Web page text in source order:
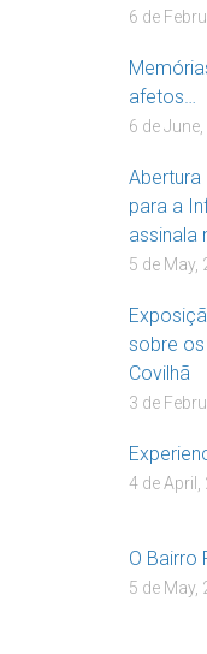
6 de
afetos…
6 de
Abertura
para a
assinala
5 de May,
sobre os
Covilhã
3 de
4 de April,
O Bairro
5 de May,